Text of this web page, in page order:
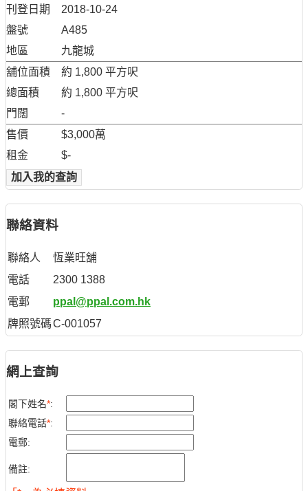
刊登日期
2018-10-24
盤號
A485
地區
九龍城
舖位面積
約 1,800 平方呎
總面積
約 1,800 平方呎
門闊
-
售價
$3,000萬
租金
$-
加入我的查詢
聯絡資料
聯絡人
恆業旺舖
電話
2300 1388
電郵
ppal@ppal.com.hk
牌照號碼C-001057
網上查詢
閣下姓名*:
聯絡電話*:
電郵:
備註: